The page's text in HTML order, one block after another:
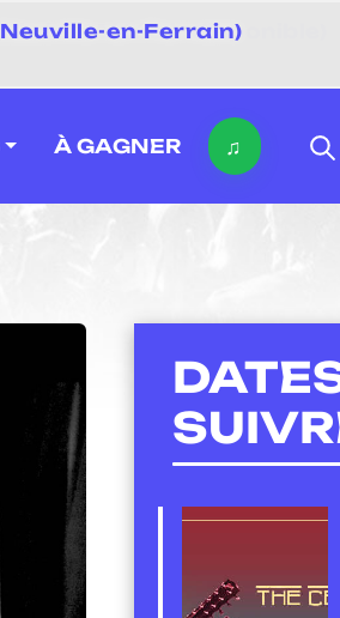
en-Ferrain)
À GAGNER ♫